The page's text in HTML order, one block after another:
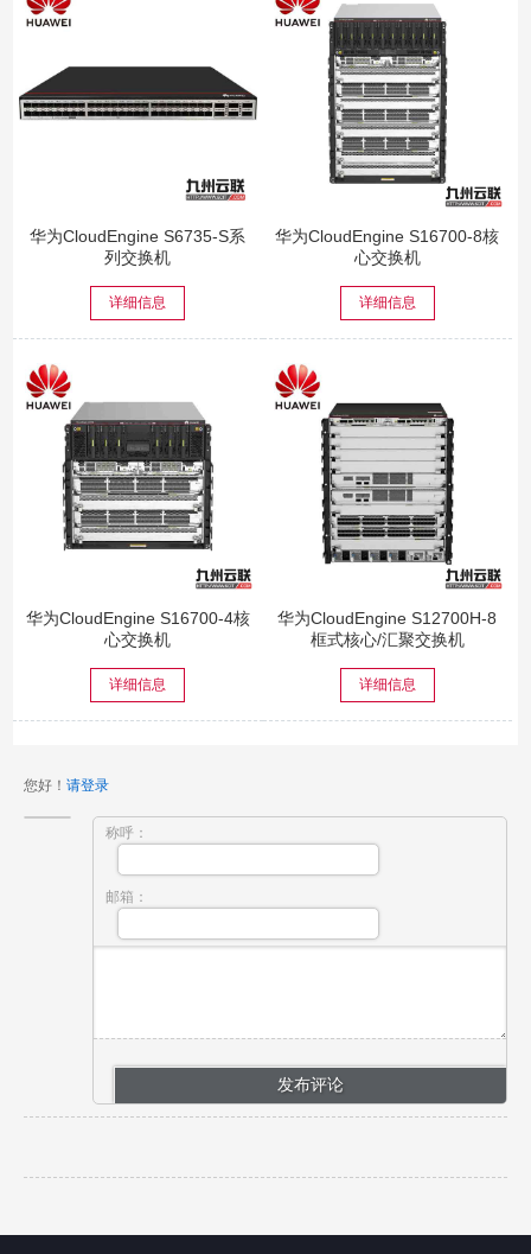
华为CloudEngine S6735-S系
列交换机
详细信息
华为CloudEngine S16700-8核
心交换机
详细信息
华为CloudEngine S16700-4核
心交换机
详细信息
华为CloudEngine S12700H-8
框式核心/汇聚交换机
详细信息
您好！ 请登录
称呼：
邮箱：